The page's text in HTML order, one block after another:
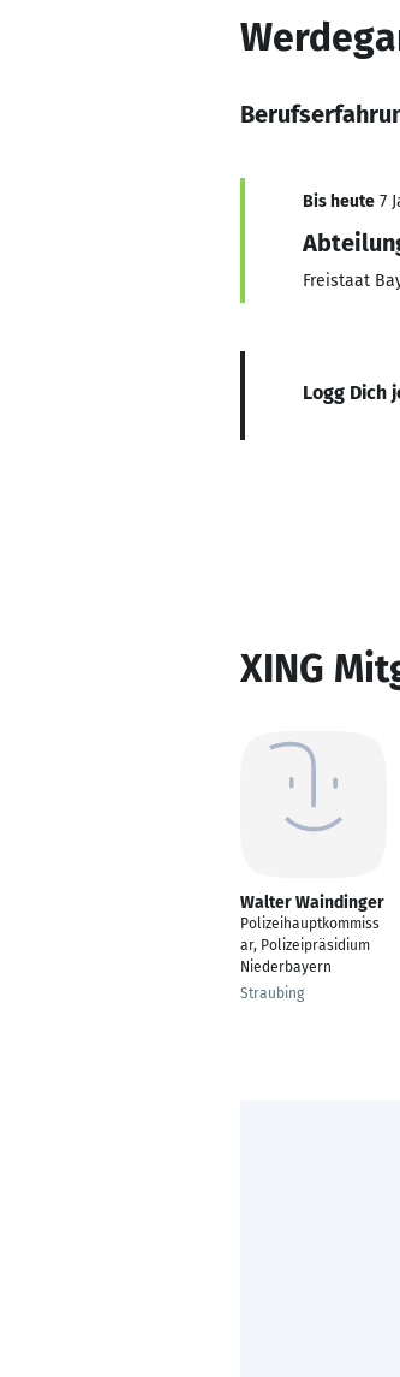
Bis heute 7
Freistaat
Logg Dich
XING
Walter Waindinger
Polizeihauptkommiss
ar, Polizeipräsidium
Niederbayern
Straubing